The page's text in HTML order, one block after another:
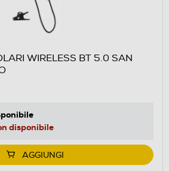
WIRELESS BT 5.0 SAN
disponibile
AGGIUNGI